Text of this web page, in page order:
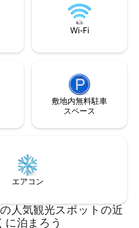
な座席がある大
つろいでくださ
節ごとの写真をご
Wi-Fi
敷地内無料駐⁠車
ス⁠ペ⁠ー⁠ス
エアコン
人気観光スポットの近
に泊まろう